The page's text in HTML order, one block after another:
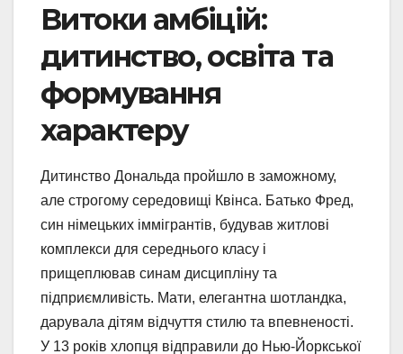
Витоки амбіцій:
дитинство, освіта та
формування
характеру
Дитинство Дональда пройшло в заможному,
але строгому середовищі Квінса. Батько Фред,
син німецьких іммігрантів, будував житлові
комплекси для середнього класу і
прищеплював синам дисципліну та
підприємливість. Мати, елегантна шотландка,
дарувала дітям відчуття стилю та впевненості.
У 13 років хлопця відправили до Нью-Йоркської